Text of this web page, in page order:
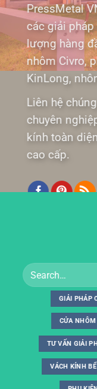
PressMetal
các giải pháp
lượng hàng
nhôm Civro,
KinLong,
Liên hệ
chuyên
kính toàn
cao cấp.
GIẢI PHÁP
CỬA NHÔM
TƯ VẤN GIẢI
VÁCH KÍNH